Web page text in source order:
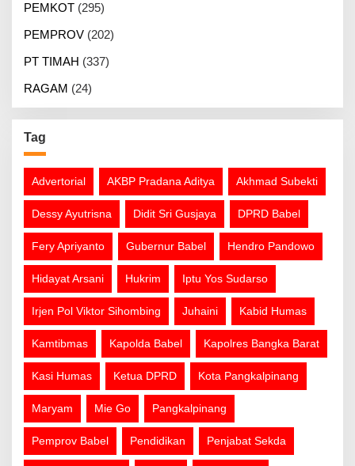
PEMKOT (295)
PEMPROV (202)
PT TIMAH (337)
RAGAM (24)
Tag
Advertorial AKBP Pradana Aditya Akhmad Subekti
Dessy Ayutrisna Didit Sri Gusjaya DPRD Babel
Fery Apriyanto Gubernur Babel Hendro Pandowo
Hidayat Arsani Hukrim Iptu Yos Sudarso
Irjen Pol Viktor Sihombing Juhaini Kabid Humas
Kamtibmas Kapolda Babel Kapolres Bangka Barat
Kasi Humas Ketua DPRD Kota Pangkalpinang
Maryam Mie Go Pangkalpinang
Pemprov Babel Pendidikan Penjabat Sekda